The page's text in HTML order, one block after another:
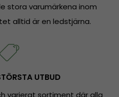
stora varumärkena inom
alltid är en ledstjärna.
UTBUD
varierat sortiment där alla